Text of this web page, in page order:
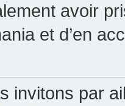
avoir
et d’en
invitons par